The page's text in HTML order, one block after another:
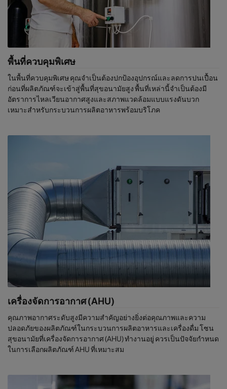
สอดคล้องกับข้อกำหนดของสหภาพยุโรป EC 1935:2004
พื้นที่ควบคุมพิเศษ
ในพื้นที่ควบคุมพิเศษ คุณจำเป็นต้องปกป้องอุปกรณ์และลดการปนเปื้อน
ก่อนที่ผลิตภัณฑ์จะเข้าสู่พื้นที่สุขอนามัยสูง พื้นที่เหล่านี้จำเป็นต้องมี
อัตราการไหลเวียนอากาศสูงและสภาพแวดล้อมแบบแรงดันบวก
เหมาะสำหรับกระบวนการผลิตอาหารพร้อมบริโภค
เครื่องจัดการอากาศ (AHU)
คุณภาพอากาศระดับสูงมีความสำคัญอย่างยิ่งต่อคุณภาพและความ
ปลอดภัยของผลิตภัณฑ์ในกระบวนการผลิตอาหารและเครื่องดื่ม โซน
สุขอนามัยที่เครื่องจัดการอากาศ (AHU) ทำงานอยู่ ควรเป็นปัจจัยกำหนด
ในการเลือกผลิตภัณฑ์ AHU ที่เหมาะสม